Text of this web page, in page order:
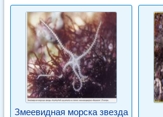
Змеевидная морска звезда